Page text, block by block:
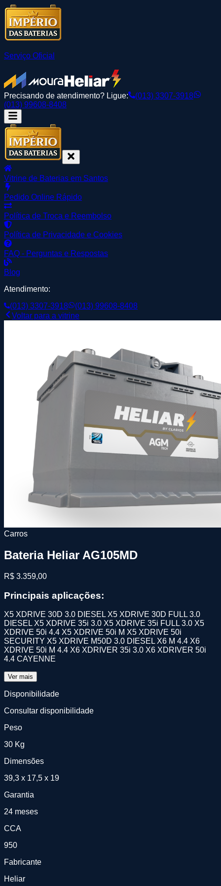
Serviço Oficial
Precisando de atendimento? Ligue:
(013) 3307-3918
(013) 99608-8408
Vitrine de Baterias em Santos
Pedido Online Rápido
Política de Troca e Reembolso
Política de Privacidade e Cookies
FAQ - Perguntas e Respostas
Blog
Atendimento:
(013) 3307-3918
(013) 99608-8408
Voltar para a vitrine
Carros
Bateria Heliar AG105MD
R$ 3.359,00
Principais aplicações:
X5 XDRIVE 30D 3.0 DIESEL X5 XDRIVE 30D FULL 3.0
DIESEL X5 XDRIVE 35i 3.0 X5 XDRIVE 35i FULL 3.0 X5
XDRIVE 50i 4.4 X5 XDRIVE 50i M X5 XDRIVE 50i
SECURITY X5 XDRIVE M50D 3.0 DIESEL X6 M 4.4 X6
XDRIVE 50i M 4.4 X6 XDRIVER 35i 3.0 X6 XDRIVER 50i
4.4 CAYENNE
Ver mais
Disponibilidade
Consultar disponibilidade
Peso
30 Kg
Dimensões
39,3 x 17,5 x 19
Garantia
24 meses
CCA
950
Fabricante
Heliar